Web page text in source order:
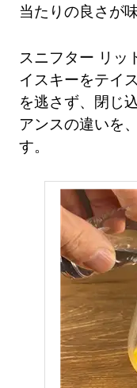
当たりの良さが
スニフター リッ
イスキーをテイ
を逃さず、閉じ
アンスの違いを
す。